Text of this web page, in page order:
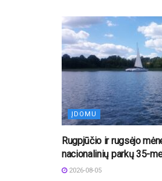
ĮDOMU
Rugpjūčio ir rugsėjo
nacionalinių parkų 35-
2026-08-05